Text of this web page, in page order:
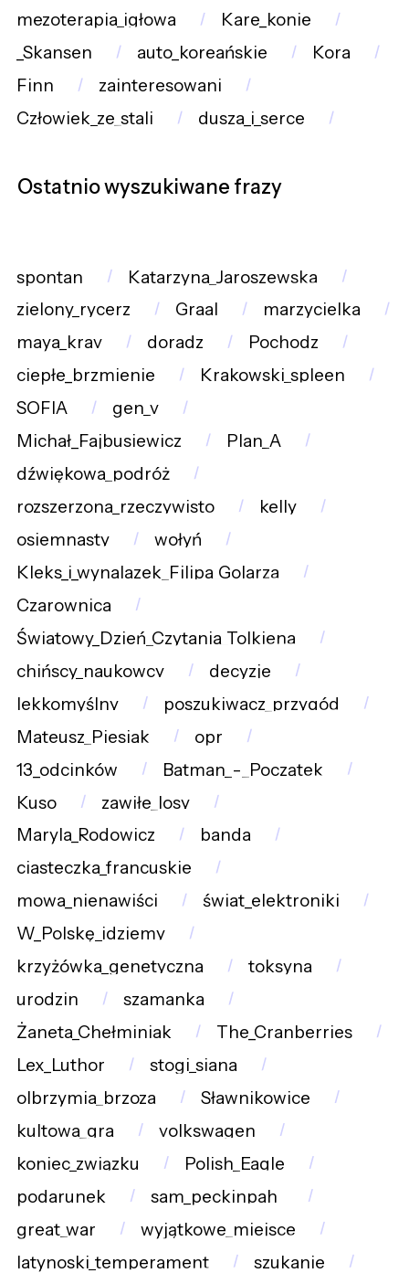
mezoterapia_igłowa
Kare_konie
_Skansen
auto_koreańskie
Kora
Finn
zainteresowani
Człowiek_ze_stali
dusza_i_serce
Ostatnio wyszukiwane frazy
spontan
Katarzyna_Jaroszewska
zielony_rycerz
Graal
marzycielka
maya_krav
doradz
Pochodz
ciepłe_brzmienie
Krakowski_spleen
SOFIA
gen_v
Michał_Fajbusiewicz
Plan_A
dźwiękowa_podróż
rozszerzona_rzeczywisto
kelly
osiemnasty
wołyń
Kleks_i_wynalazek_Filipa_Golarza
Czarownica
Światowy_Dzień_Czytania_Tolkiena
chińscy_naukowcy
decyzje
lekkomyślny
poszukiwacz_przygód
Mateusz_Piesiak
opr
13_odcinków
Batman_-_Początek
Kuso
zawiłe_losy
Maryla_Rodowicz
banda
ciasteczka_francuskie
mowa_nienawiści
świat_elektroniki
W_Polskę_idziemy
krzyżówka_genetyczna
toksyna
urodzin
szamanka
Żaneta_Chełminiak
The_Cranberries
Lex_Luthor
stogi_siana
olbrzymia_brzoza
Sławnikowice
kultowa_gra
volkswagen
koniec_związku
Polish_Eagle
podarunek
sam_peckinpah_
great_war
wyjątkowe_miejsce
latynoski_temperament
szukanie